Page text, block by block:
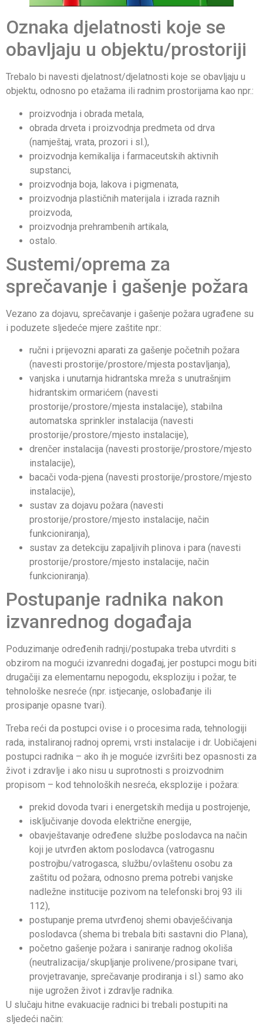
Oznaka djelatnosti koje se
obavljaju u objektu/prostoriji
Trebalo bi navesti djelatnost/djelatnosti koje se obavljaju u
objektu, odnosno po etažama ili radnim prostorijama kao npr.:
proizvodnja i obrada metala,
obrada drveta i proizvodnja predmeta od drva
(namještaj, vrata, prozori i sl.),
proizvodnja kemikalija i farmaceutskih aktivnih
supstanci,
proizvodnja boja, lakova i pigmenata,
proizvodnja plastičnih materijala i izrada raznih
proizvoda,
proizvodnja prehrambenih artikala,
ostalo.
Sustemi/oprema za
sprečavanje i gašenje požara
Vezano za dojavu, sprečavanje i gašenje požara ugrađene su
i poduzete sljedeće mjere zaštite npr.:
ručni i prijevozni aparati za gašenje početnih požara
(navesti prostorije/prostore/mjesta postavljanja),
vanjska i unutarnja hidrantska mreža s unutrašnjim
hidrantskim ormarićem (navesti
prostorije/prostore/mjesta instalacije), stabilna
automatska sprinkler instalacija (navesti
prostorije/prostore/mjesto instalacije),
drenčer instalacija (navesti prostorije/prostore/mjesto
instalacije),
bacači voda-pjena (navesti prostorije/prostore/mjesto
instalacije),
sustav za dojavu požara (navesti
prostorije/prostore/mjesto instalacije, način
funkcioniranja),
sustav za detekciju zapaljivih plinova i para (navesti
prostorije/prostore/mjesto instalacije, način
funkcioniranja).
Postupanje radnika nakon
izvanrednog događaja
Poduzimanje određenih radnji/postupaka treba utvrditi s
obzirom na mogući izvanredni događaj, jer postupci mogu biti
drugačiji za elementarnu nepogodu, eksploziju i požar, te
tehnološke nesreće (npr. istjecanje, oslobađanje ili
prosipanje opasne tvari).
Treba reći da postupci ovise i o procesima rada, tehnologiji
rada, instaliranoj radnoj opremi, vrsti instalacije i dr. Uobičajeni
postupci radnika – ako ih je moguće izvršiti bez opasnosti za
život i zdravlje i ako nisu u suprotnosti s proizvodnim
propisom – kod tehnoloških nesreća, eksplozije i požara:
prekid dovoda tvari i energetskih medija u postrojenje,
isključivanje dovoda električne energije,
obavještavanje određene službe poslodavca na način
koji je utvrđen aktom poslodavca (vatrogasnu
postrojbu/vatrogasca, službu/ovlaštenu osobu za
zaštitu od požara, odnosno prema potrebi vanjske
nadležne institucije pozivom na telefonski broj 93 ili
112),
postupanje prema utvrđenoj shemi obavješćivanja
poslodavca (shema bi trebala biti sastavni dio Plana),
početno gašenje požara i saniranje radnog okoliša
(neutralizacija/skupljanje prolivene/prosipane tvari,
provjetravanje, sprečavanje prodiranja i sl.) samo ako
nije ugrožen život i zdravlje radnika.
U slučaju hitne evakuacije radnici bi trebali postupiti na
sljedeći način: